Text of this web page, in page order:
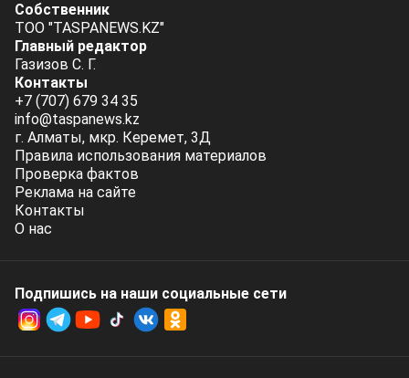
Собственник
ТОО "TASPANEWS.KZ"
Главный редактор
Газизов С. Г.
Контакты
+7 (707) 679 34 35
info@taspanews.kz
г. Алматы, мкр. Керемет, 3Д
Правила использования материалов
Проверка фактов
Реклама на сайте
Контакты
О нас
Подпишись на наши социальные cети